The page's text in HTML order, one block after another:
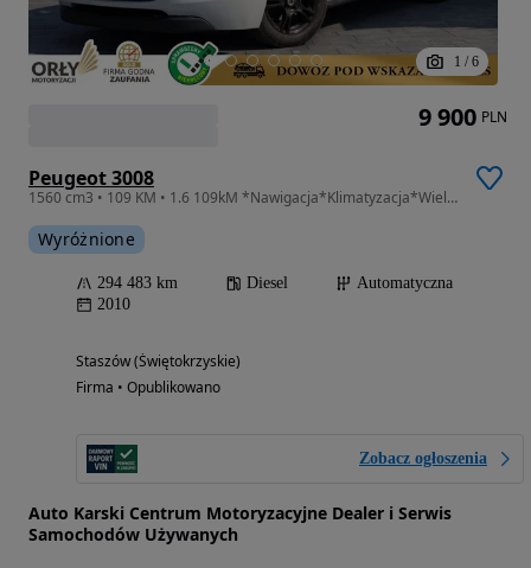
1 / 6
Peugeot 3008
1560 cm3 • 109 KM • 1.6 109kM *Nawigacja*Klimatyzacja*Wielofunkcja*Czujniki Parkowania*ABS
Wyróżnione
294 483 km Diesel
Automatyczna
2010
Staszów (Świętokrzyskie)
Firma • Opublikowano
Zobacz ogłoszenia
Auto Karski Centrum Motoryzacyjne Dealer i Serwis
Samochodów Używanych
9 900 PLN